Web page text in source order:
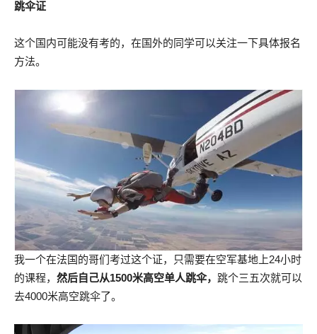
跳伞证
这个国内可能没有考的，在国外的同学可以关注一下具体报名
方法。
我一个在法国的哥们考过这个证，只需要在空军基地上24小时
的课程， 然后自己从1500米高空单人跳伞， 跳个三五次就可以
去4000米高空跳伞了。